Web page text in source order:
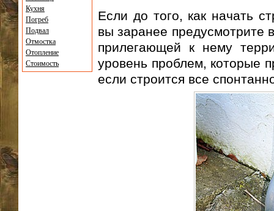
Если до того, как начать
вы заранее предусмотрите
прилегающей к нему
уровень проблем, которые
если строится все
Кухня
Погреб
Подвал
Отмостка
Отопление
Стоимость